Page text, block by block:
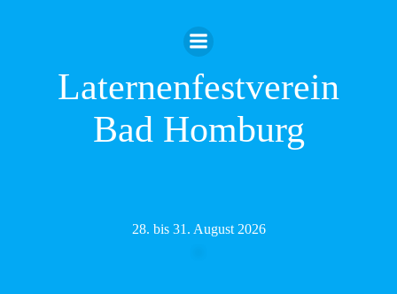
Inhalt
springen
Laternenfestverein
Bad Homburg
28. bis 31. August 2026